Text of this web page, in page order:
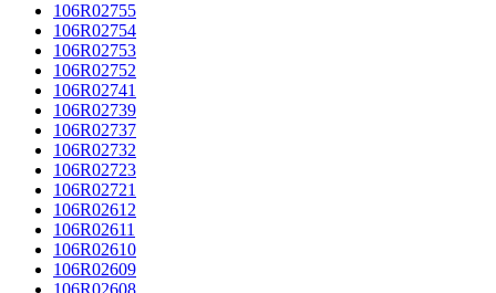
106R02755
106R02754
106R02753
106R02752
106R02741
106R02739
106R02737
106R02732
106R02723
106R02721
106R02612
106R02611
106R02610
106R02609